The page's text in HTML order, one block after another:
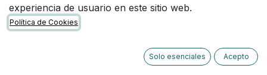
experiencia de usuario en este sitio web.
Política de Cookies
Solo esenciales Acepto